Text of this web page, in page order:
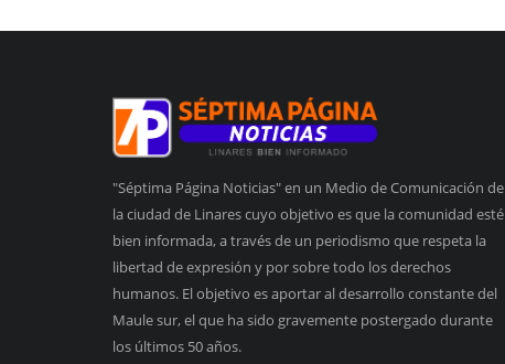
"Séptima Página Noticias" en un Medio de Comunicación de
la ciudad de Linares cuyo objetivo es que la comunidad esté
bien informada, a través de un periodismo que respeta la
libertad de expresión y por sobre todo los derechos
humanos. El objetivo es aportar al desarrollo constante del
Maule sur, el que ha sido gravemente postergado durante
los últimos 50 años.